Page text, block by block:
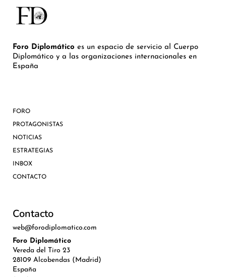
Foro Diplomático es un espacio de servicio al Cuerpo
Diplomático y a las organizaciones internacionales en
España
FORO
PROTAGONISTAS
NOTICIAS
ESTRATEGIAS
INBOX
CONTACTO
Contacto
web@forodiplomatico.com
Foro Diplomático
Vereda del Tiro 23
28109 Alcobendas (Madrid)
España